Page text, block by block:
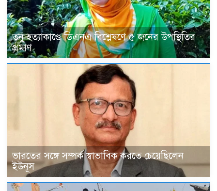
তনু হত্যাকাণ্ডে ডিএনএ বিশ্লেষণে ৫ জনের উপস্থিতির
প্রমাণ
ভারতের সঙ্গে সম্পর্ক স্বাভাবিক করতে চেয়েছিলেন
ইউনূস